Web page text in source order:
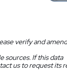
verify and
sources. If this data
us to request its